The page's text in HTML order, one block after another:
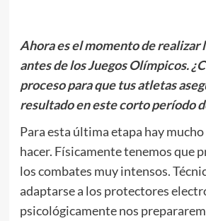
Ahora es el momento de realizar
antes de los Juegos Olímpicos.
proceso para que tus atletas
resultado en este corto período
Para esta última etapa hay
hacer. Físicamente tenemos que
los combates muy intensos.
adaptarse a los protectores
psicológicamente nos